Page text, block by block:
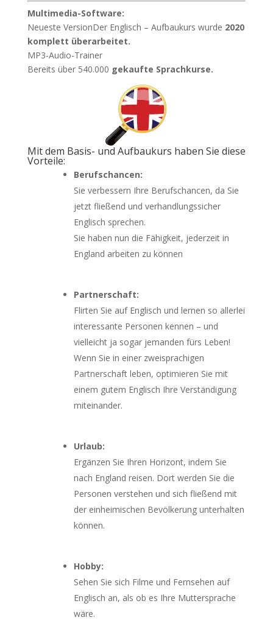
Multimedia-Software:
Neueste VersionDer Englisch – Aufbaukurs wurde 2020
komplett überarbeitet.
MP3-Audio-Trainer
Bereits über 540.000 gekaufte Sprachkurse.
Mit dem Basis- und Aufbaukurs haben Sie diese
Vorteile:
Berufschancen:
Sie verbessern Ihre Berufschancen, da Sie
jetzt fließend und verhandlungssicher
Englisch sprechen.
Sie haben nun die Fähigkeit, jederzeit in
England arbeiten zu können
Partnerschaft:
Flirten Sie auf Englisch und lernen so allerlei
interessante Personen kennen – und
vielleicht ja sogar jemanden fürs Leben!
Wenn Sie in einer zweisprachigen
Partnerschaft leben, optimieren Sie mit
einem gutem Englisch Ihre Verständigung
miteinander.
Urlaub:
Ergänzen Sie Ihren Horizont, indem Sie
nach England reisen. Dort werden Sie die
Personen verstehen und sich fließend mit
der einheimischen Bevölkerung unterhalten
können.
Hobby:
Sehen Sie sich Filme und Fernsehen auf
Englisch an, als ob es Ihre Muttersprache
wäre.